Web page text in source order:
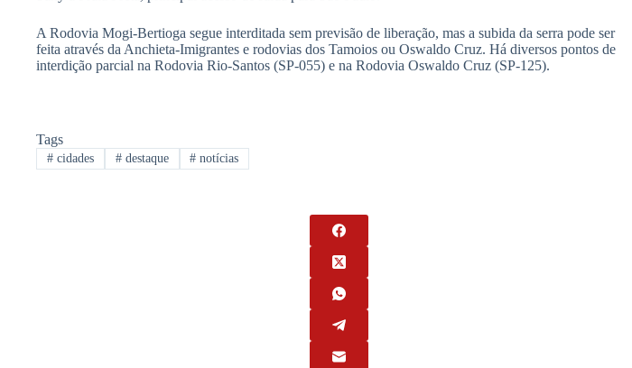
A Rodovia Mogi-Bertioga segue interditada sem previsão de liberação, mas a subida da serra pode ser
feita através da Anchieta-Imigrantes e rodovias dos Tamoios ou Oswaldo Cruz. Há diversos pontos de
interdição parcial na Rodovia Rio-Santos (SP-055) e na Rodovia Oswaldo Cruz (SP-125).
Tags
#cidades #destaque # notícias